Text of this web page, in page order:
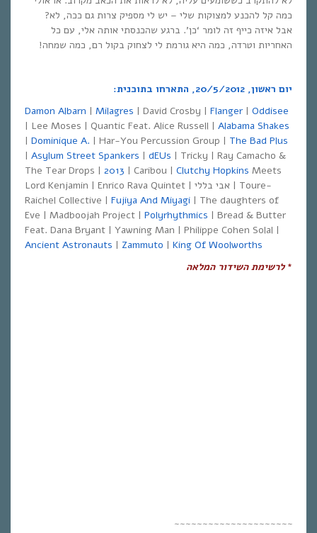
כמה קל להכנע למצוקות שלי – יש לי מספיק צרות גם ככה, לא?
אבל איזה כייף זה לומר ‘כן’. ברגע שהכנסתי אותה אלי, עם כל
האחריות וטרדה, כמה היא גורמת לי לצחוק בקול רם, כמה שמחה!
יום ראשון, 20/5/2012, התארחו בתוכנית:
Damon Albarn | Milagres | David Crosby | Flanger | Oddisee
| Lee Moses | Quantic Feat. Alice Russell | Alabama Shakes
| Dominique A. | Har-You Percussion Group | The Bad Plus
| Asylum Street Spankers | dEUs | Tricky | Ray Camacho &
The Tear Drops | 2013 | Caribou | Clutchy Hopkins Meets
Lord Kenjamin | Enrico Rava Quintet | אבי בללי | Toure-
Raichel Collective | Fujiya And Miyagi | The daughters of
Eve | Madboojah Project | Polyrhythmics | Bread & Butter
Feat. Dana Bryant | Yawning Man | Philippe Cohen Solal |
Ancient Astronauts | Zammuto | King Of Woolworths
*לרשימת השידור המלאה
~~~~~~~~~~~~~~~~~~~~~